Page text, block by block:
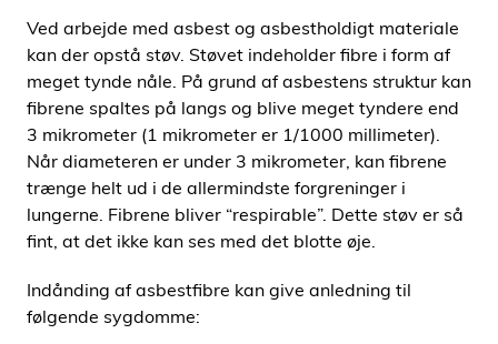
Ved arbejde med asbest og asbestholdigt materiale
kan der opstå støv. Støvet indeholder fibre i form af
meget tynde nåle. På grund af asbestens struktur kan
fibrene spaltes på langs og blive meget tyndere end
3 mikrometer (1 mikrometer er 1/1000 millimeter).
Når diameteren er under 3 mikrometer, kan fibrene
trænge helt ud i de allermindste forgreninger i
lungerne. Fibrene bliver “respirable”. Dette støv er så
fint, at det ikke kan ses med det blotte øje.
Indånding af asbestfibre kan give anledning til
følgende sygdomme: